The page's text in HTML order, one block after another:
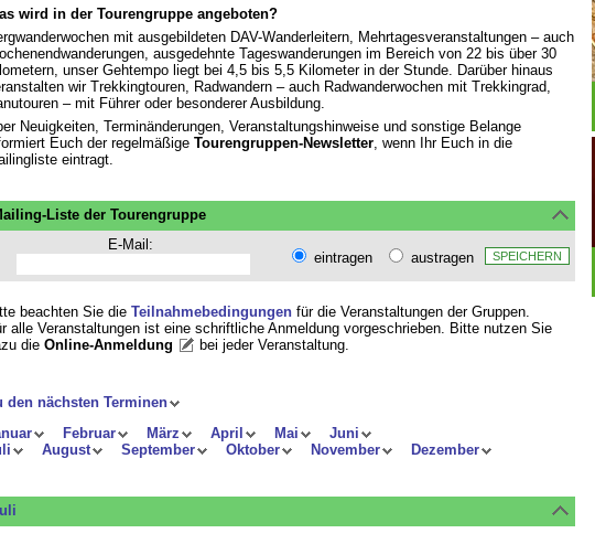
wird in der Tourengruppe angeboten?
mit ausgebildeten DAV-Wanderleitern, Mehrtagesveranstaltungen – auch
ausgedehnte Tageswanderungen im Bereich von 22 bis über 30
unser Gehtempo liegt bei 4,5 bis 5,5 Kilometer in der Stunde. Darüber hinaus
wir Trekkingtouren, Radwandern – auch Radwanderwochen mit Trekkingrad,
– mit Führer oder besonderer Ausbildung.
Neuigkeiten, Terminänderungen, Veranstaltungshinweise und sonstige Belange
Euch der regelmäßige Tourengruppen-Newsletter, wenn Ihr Euch in die
eintragt.
Liste der Tourengruppe
E-Mail:
eintragen
austragen
beachten Sie die Teilnahmebedingungenfür die Veranstaltungen der Gruppen.
alle Veranstaltungen ist eine schriftliche Anmeldung vorgeschrieben. Bitte nutzen Sie
die Online-Anmeldung bei jeder Veranstaltung.
den nächsten Terminen
Februar März April Mai
Juni
August September Oktober November Dezember